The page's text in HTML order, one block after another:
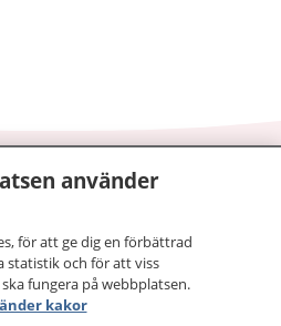
din hälsa och vård
hälsa och information om
du kan kontakta.
journal och göra dina
1177 för
använder
för att ge dig en förbättrad
statistik och för att viss
fungera på webbplatsen.
kakor